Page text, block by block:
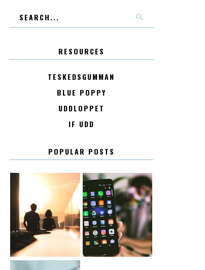
RESOURCES
TESKEDSGUMMAN
BLUE POPPY
UDDLOPPET
IF UDD
POPULAR POSTS
KONTAKT KONTAKTLISTA